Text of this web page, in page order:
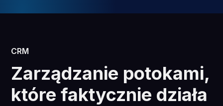
CRM
Zarządzanie potokami,
które faktycznie działa